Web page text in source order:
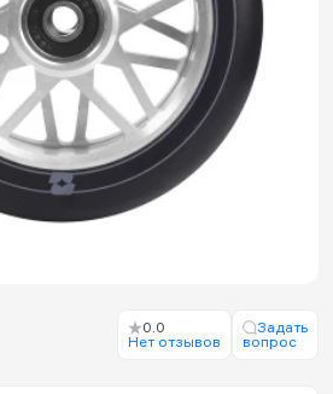
0.0
Нет отзывов
Задать
вопрос